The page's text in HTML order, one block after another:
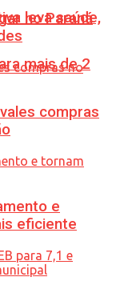
leva saúde,
mais de 2
no Paraná
compras
e
eficiente